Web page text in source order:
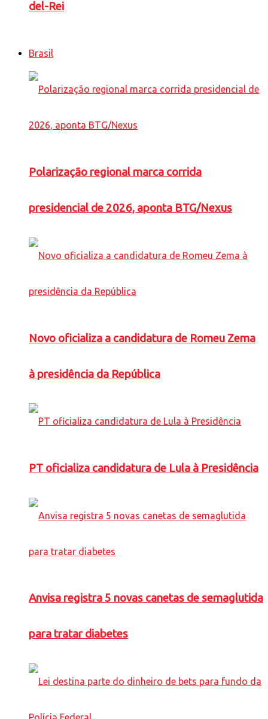
del-Rei
Brasil
Polarização regional marca corrida
presidencial de 2026, aponta BTG/Nexus
Novo oficializa a candidatura de Romeu Zema
à presidência da República
PT oficializa candidatura de Lula à Presidência
Anvisa registra 5 novas canetas de semaglutida
para tratar diabetes